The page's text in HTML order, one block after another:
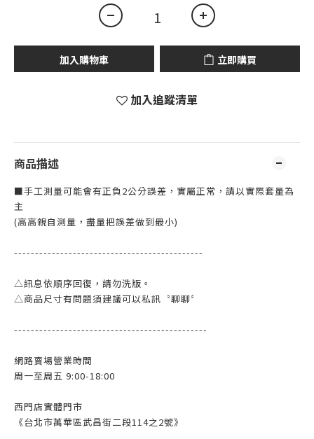
加入購物車 立即購買
加入追蹤清單
商品描述
■手工測量可能會有正負2公分誤差，實屬正常，請以實際套量為
主
(高高親自測量，盡量把誤差做到最小)
---------------------------------------------
△訊息依順序回復，請勿洗版。
△商品尺寸有問題須建議可以私訊〝聊聊〞
----------------------------------------------
網路賣場營業時間
周一至周五 9:00-18:00
西門店實體門市
《台北市萬華區武昌街二段114之2號》